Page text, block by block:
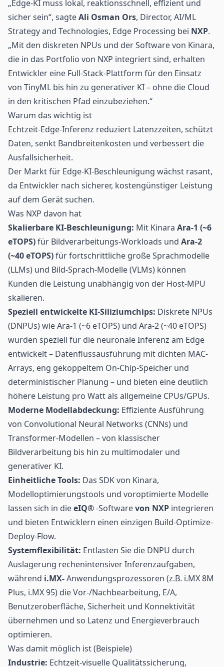
„Edge-KI muss lokal, reaktionsschnell, effizient und
sicher sein“, sagteAli Osman Ors, Director, AI/ML
Strategy and Technologies, Edge Processing bei NXP.
„Mit den diskreten NPUs und der Software von Kinara,
die in das Portfolio von NXP integriert sind, erhalten
Entwickler eine Full-Stack-Plattform für den Einsatz
von TinyML bis hin zu generativer KI – ohne die Cloud
in den kritischen Pfad einzubeziehen.“
Warum das wichtig ist
Echtzeit-Edge-Inferenz reduziert Latenzzeiten, schützt
Daten, senkt Bandbreitenkosten und verbessert die
Ausfallsicherheit.
Der Markt für Edge-KI-Beschleunigung wächst rasant,
da Entwickler nach sicherer, kostengünstiger Leistung
auf dem Gerät suchen.
Was NXP davon hat
Skalierbare KI-Beschleunigung: Mit Kinara Ara-1 (~6
eTOPS)für Bildverarbeitungs-Workloads und Ara-2
(~40 eTOPS)für fortschrittliche große Sprachmodelle
(LLMs) und Bild-Sprach-Modelle (VLMs) können
Kunden die Leistung unabhängig von der Host-MPU
skalieren.
Speziell entwickelte KI-Siliziumchips: Diskrete NPUs
(DNPUs) wie Ara-1 (~6 eTOPS) und Ara-2 (~40 eTOPS)
wurden speziell für die neuronale Inferenz am Edge
entwickelt – Datenflussausführung mit dichten MAC-
Arrays, eng gekoppeltem On-Chip-Speicher und
deterministischer Planung – und bieten eine deutlich
höhere Leistung pro Watt als allgemeine CPUs/GPUs.
Moderne Modellabdeckung: Effiziente Ausführung
von Convolutional Neural Networks (CNNs) und
Transformer-Modellen – von klassischer
Bildverarbeitung bis hin zu multimodaler und
generativer KI.
Einheitliche Tools: Das SDK von Kinara,
Modelloptimierungstools und voroptimierte Modelle
lassen sich in dieeIQ®-Softwarevon NXP integrieren
und bieten Entwicklern einen einzigen Build-Optimize-
Deploy-Flow.
Systemflexibilität: Entlasten Sie die DNPU durch
Auslagerung rechenintensiver Inferenzaufgaben,
während i.MX-Anwendungsprozessoren (z.B. i.MX 8M
Plus, i.MX 95) die Vor-/Nachbearbeitung, E/A,
Benutzeroberfläche, Sicherheit und Konnektivität
übernehmen und so Latenz und Energieverbrauch
optimieren.
Was damit möglich ist (Beispiele)
Industrie: Echtzeit-visuelle Qualitätssicherung,